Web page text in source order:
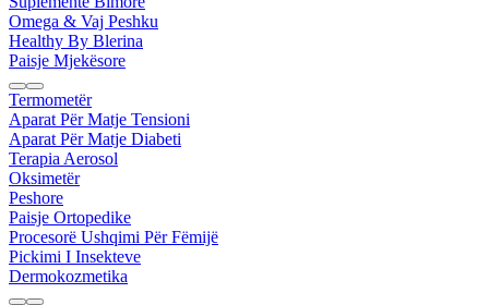
Omega & Vaj Peshku
Healthy By Blerina
Paisje Mjekësore
Termometër
Aparat Për Matje Tensioni
Aparat Për Matje Diabeti
Terapia Aerosol
Oksimetër
Peshore
Paisje Ortopedike
Procesorë Ushqimi Për Fëmijë
Pickimi I Insekteve
Dermokozmetika